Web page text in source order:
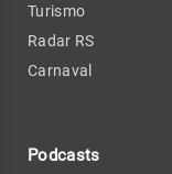
Turismo
Radar RS
Carnaval
Podcasts